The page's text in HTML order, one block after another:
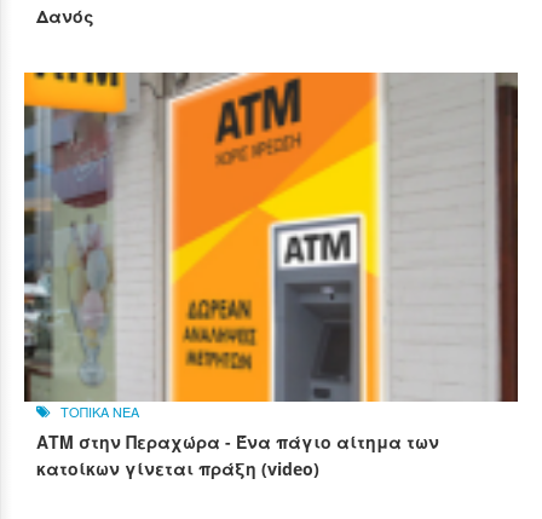
Δανός
ΤΟΠΙΚΑ ΝΕΑ
ΑΤΜ στην Περαχώρα - Ένα πάγιο αίτημα των
κατοίκων γίνεται πράξη (video)